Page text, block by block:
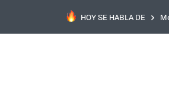
HOY SE HABLA DE